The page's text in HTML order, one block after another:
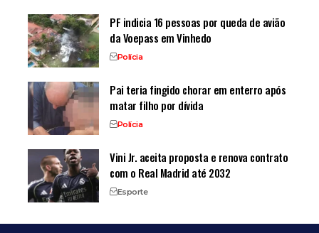
PF indicia 16 pessoas por queda de avião
da Voepass em Vinhedo
Polícia
Pai teria fingido chorar em enterro após
matar filho por dívida
Polícia
Vini Jr. aceita proposta e renova contrato
com o Real Madrid até 2032
Esporte